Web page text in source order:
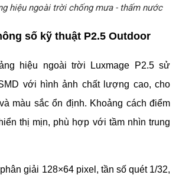
hiệu ngoài trời chống mưa - thấm nước
số kỹ thuật P2.5 Outdoor
hiệu ngoài trời Luxmage P2.5 sử
với hình ảnh chất lượng cao, cho
màu sắc ổn định. Khoảng cách điểm
thị mịn, phù hợp với tầm nhìn trung
giải 128×64 pixel, tần số quét 1/32,